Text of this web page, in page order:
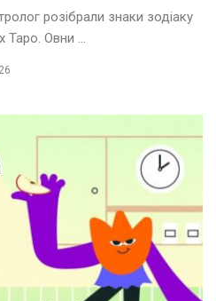
розібрали знаки зодіаку
Таро. Овни ...